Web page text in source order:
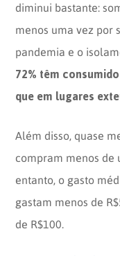
diminui bastante:
menos uma vez por
pandemia e o
72% têm
que em lugares
Além disso, quase
compram menos de
entanto, o gasto
gastam menos de
de R$100.